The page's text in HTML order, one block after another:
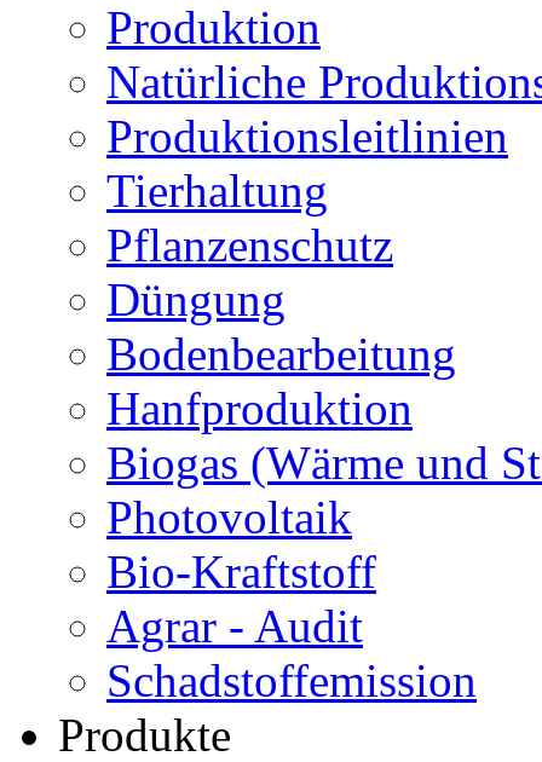
Produktion
Natürliche
Produktionsleitlinien
Tierhaltung
Pflanzenschutz
Düngung
Bodenbearbeitung
Hanfproduktion
Biogas (Wärme und
Photovoltaik
Bio-Kraftstoff
Agrar - Audit
Schadstoffemission
Produkte